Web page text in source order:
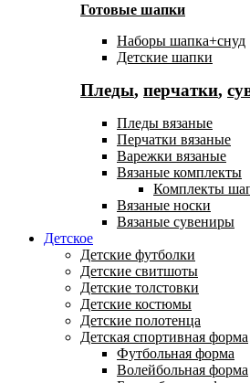
Готовые шапки
Наборы шапка+снуд
Детские шапки
Пледы, перчатки,
Пледы вязаные
Перчатки вязаные
Варежки вязаные
Вязаные комплекты
Комплекты
Вязаные носки
Вязаные сувениры
Детское
Детские футболки
Детские свитшоты
Детские толстовки
Детские костюмы
Детские полотенца
Детская спортивная форма
Футбольная форма
Волейбольная форма